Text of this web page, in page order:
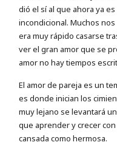
dió el sí al que ahora ya
incondicional. Muchos
era muy rápido casarse
ver el gran amor que se
amor no hay tiempos
El amor de pareja es un
es donde inician los
muy lejano se levantará
que aprender y crecer
cansada como hermosa.